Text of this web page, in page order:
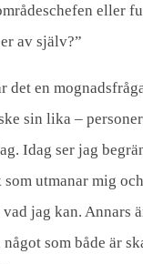
eller
av själv?”
det en
sin lika –
Idag ser jag
utmanar mig
jag kan. Annars
som både är